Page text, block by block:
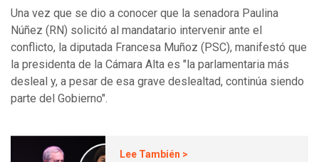
Una vez que se dio a conocer que la senadora Paulina
Núñez (RN) solicitó al mandatario intervenir ante el
conflicto, la diputada Francesa Muñoz (PSC), manifestó que
la presidenta de la Cámara Alta es "la parlamentaria más
desleal y, a pesar de esa grave deslealtad, continúa siendo
parte del Gobierno".
Lee También >